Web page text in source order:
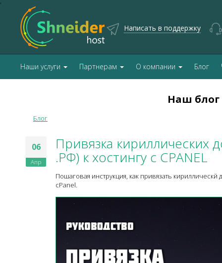
'
Написать в поддержку
Наши услуги Партнерам О компании Блог
Наш блог
Блог
06
Апр
Привязка кириллических
.РФ) к хостингу с CPANEL
Пошаговая инструкция, как привязать
cPanel.